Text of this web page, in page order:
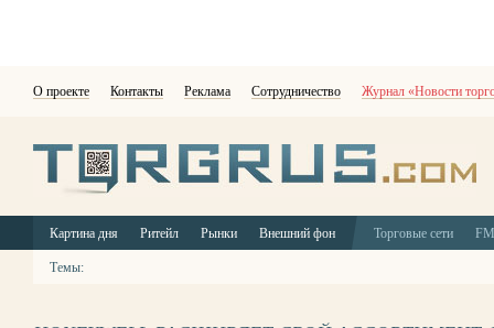
О проекте Контакты Реклама Сотрудничество Журнал «Новости
Картина дня Ритейл Рынки Внешний фон Торговые сети
Темы: